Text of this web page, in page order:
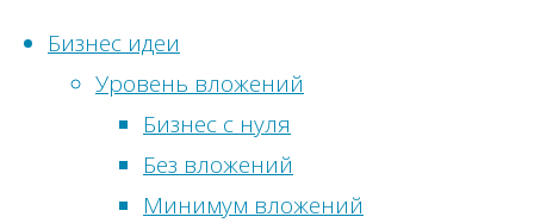
содержимому
Бизнес идеи
Уровень вложений
Бизнес с нуля
Без вложений
Минимум вложений
Главная
Метки